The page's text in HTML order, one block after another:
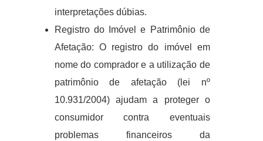
interpretações dúbias.
Registro do Imóvel e Patrimônio de
Afetação: O registro do imóvel em
nome do comprador e a utilização de
patrimônio de afetação (lei nº
10.931/2004) ajudam a proteger o
consumidor contra eventuais
problemas financeiros da